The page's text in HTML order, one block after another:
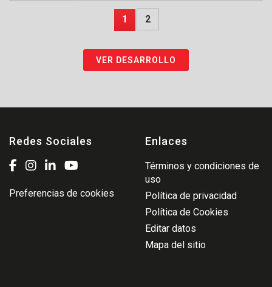
1 2
VER DESARROLLO
Redes Sociales
Preferencias de cookies
Enlaces
Términos y condiciones de
uso
Política de privacidad
Política de Cookies
Editar datos
Mapa del sitio